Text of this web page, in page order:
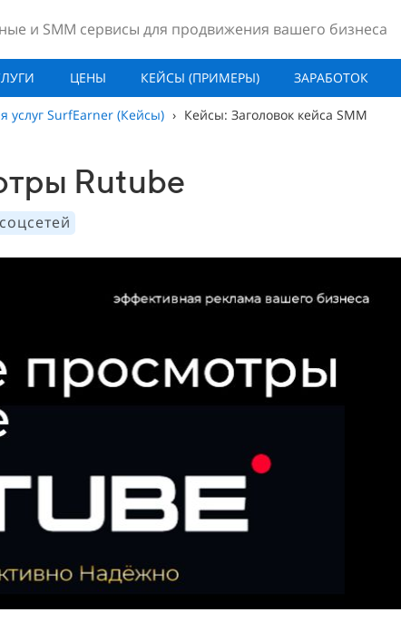
и SMM сервисы для продвижения вашего бизнеса
ЦЕНЫ КЕЙСЫ (ПРИМЕРЫ) ЗАРАБОТОК
услуг SurfEarner (Кейсы) › Кейсы: Заголовок кейса SMM
Rutube